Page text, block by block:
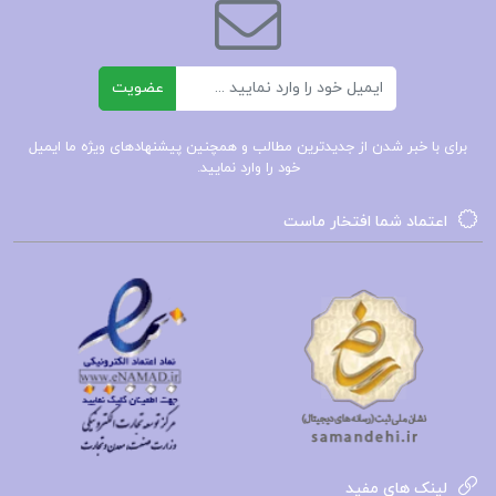
دانلود کتاب شیشه ی عمر شکیبا پشتیبان
کتاب پیشنهادی📚
کتاب شرح و بررسی تطبیقی ایلیاد محمد بقایی
کتاب شکست عادت های کهنه دکتر جو دیسپنزا
کتاب شورش در فارس منوچهر کارگر
عضویت
برای با خبر شدن از جدیدترین مطالب و همچنین پیشنهادهای ویژه ما ایمیل
خود را وارد نمایید.
اعتماد شما افتخار ماست
لینک های مفید